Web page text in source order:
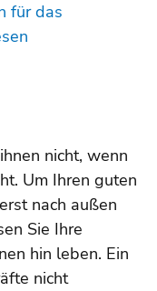
für das
nicht, wenn
Um Ihren guten
nach außen
Sie Ihre
hin leben. Ein
nicht